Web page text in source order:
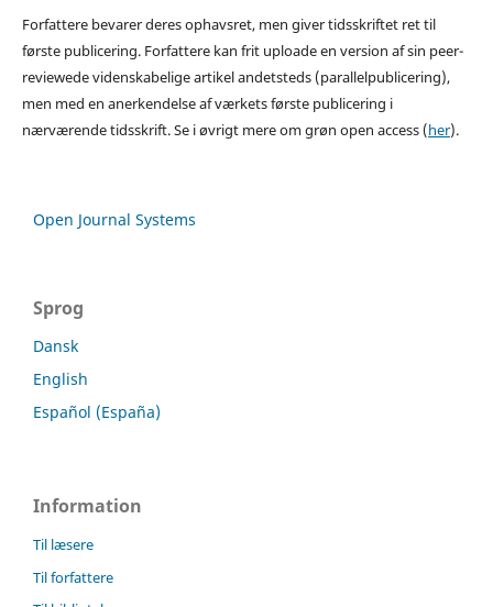
Forfattere bevarer deres ophavsret, men giver tidsskriftet ret til
første publicering. Forfattere kan frit uploade en version af sin peer-
reviewede videnskabelige artikel andetsteds (parallelpublicering),
men med en anerkendelse af værkets første publicering i
nærværende tidsskrift. Se i øvrigt mere om grøn open access (her).
Open Journal Systems
Sprog
Dansk
English
Español (España)
Information
Til læsere
Til forfattere